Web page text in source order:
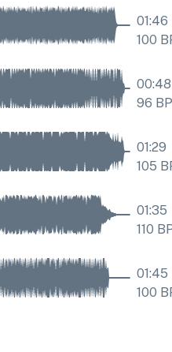
01:46
100
00:48
96
01:29
105
01:35
110
01:45
100